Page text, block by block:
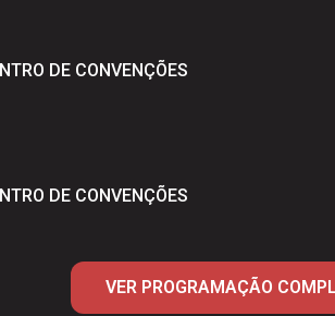
DE CONVENÇÕES
DE CONVENÇÕES
VER PROGRAMAÇÃO